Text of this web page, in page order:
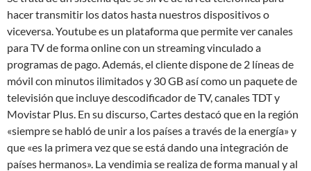
hacer transmitir los datos hasta nuestros dispositivos o
viceversa. Youtube es un plataforma que permite ver canales
para TV de forma online con un streaming vinculado a
programas de pago. Además, el cliente dispone de 2 líneas de
móvil con minutos ilimitados y 30 GB así como un paquete de
televisión que incluye descodificador de TV, canales TDT y
Movistar Plus. En su discurso, Cartes destacó que en la región
«siempre se habló de unir a los países a través de la energía» y
que «es la primera vez que se está dando una integración de
países hermanos». La vendimia se realiza de forma manual y al